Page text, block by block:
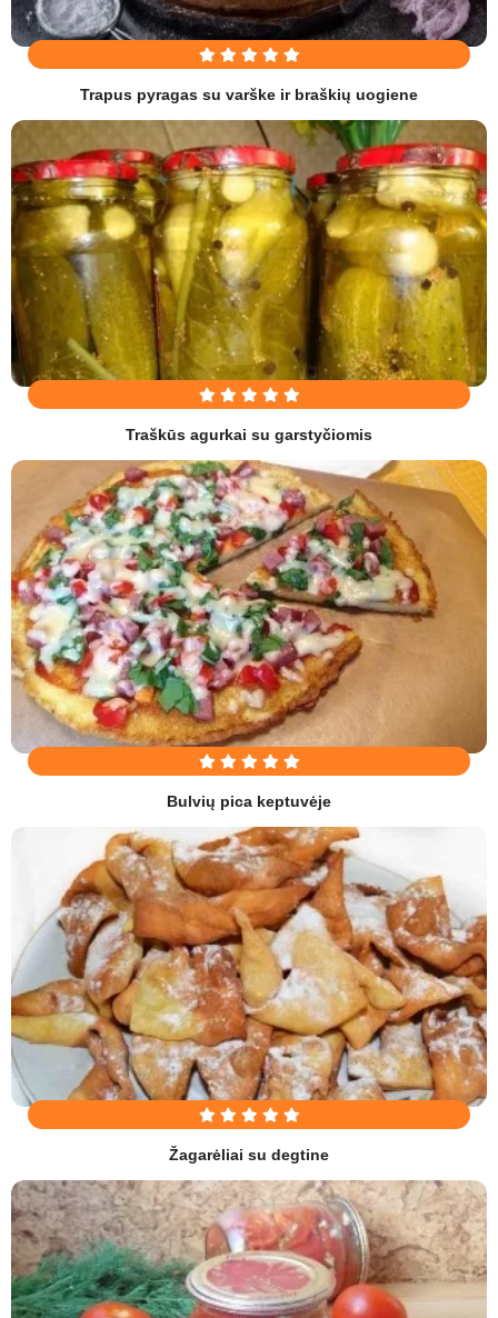
Trapus pyragas su varške ir braškių uogiene
Traškūs agurkai su garstyčiomis
Bulvių pica keptuvėje
Žagarėliai su degtine